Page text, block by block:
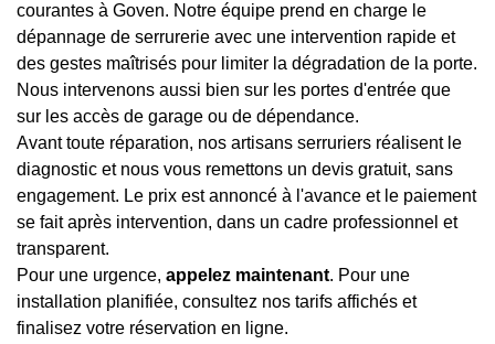
courantes à Goven. Notre équipe prend en charge le
dépannage de serrurerie avec une intervention rapide et
des gestes maîtrisés pour limiter la dégradation de la porte.
Nous intervenons aussi bien sur les portes d'entrée que
sur les accès de garage ou de dépendance.
Avant toute réparation, nos artisans serruriers réalisent le
diagnostic et nous vous remettons un devis gratuit, sans
engagement. Le prix est annoncé à l'avance et le paiement
se fait après intervention, dans un cadre professionnel et
transparent.
Pour une urgence, appelez maintenant. Pour une
installation planifiée, consultez nos tarifs affichés et
finalisez votre réservation en ligne.